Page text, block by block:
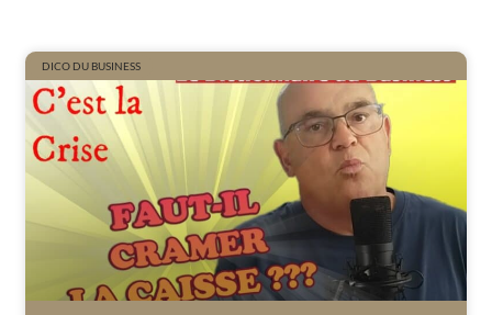
DICO DU BUSINESS